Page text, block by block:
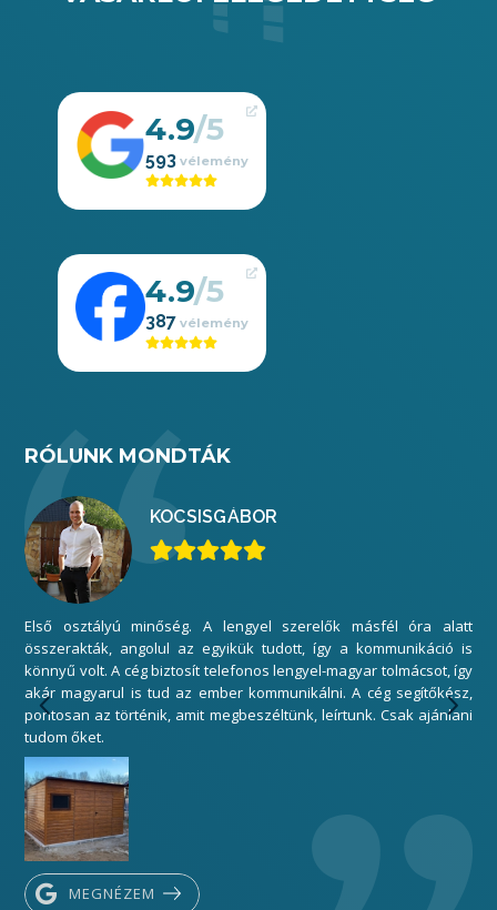
4.9
593
4.9
387
RÓLUNK MONDTÁK
KOCSISGÁBOR
Első osztályú minőség. A lengyel szerelők másfél óra alatt
összerakták, angolul az egyikük tudott, így a kommunikáció is
könnyű volt. A cég biztosít telefonos lengyel-magyar tolmácsot, így
akár magyarul is tud az ember kommunikálni. A cég segítőkész,
pontosan az történik, amit megbeszéltünk, leírtunk. Csak ajánlani
tudom őket.
MEGNÉZEM